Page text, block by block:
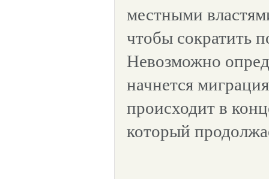
местными
чтобы сократить
Невозможно
начнется
происходит в
который